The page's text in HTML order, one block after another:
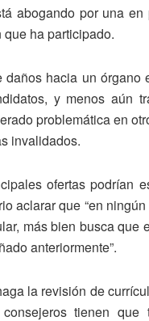
abogando por una
ha participado.
hacia un
y menos aún
problemática en
invalidados.
ofertas podrían
aclarar que “en
más bien busca
anteriormente”.
la revisión de
tienen